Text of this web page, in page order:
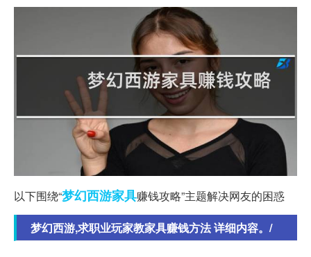
以下围绕“梦幻西游家具赚钱攻略”主题解决网友的困惑
梦幻西游,求职业玩家教家具赚钱方法 详细内容。/